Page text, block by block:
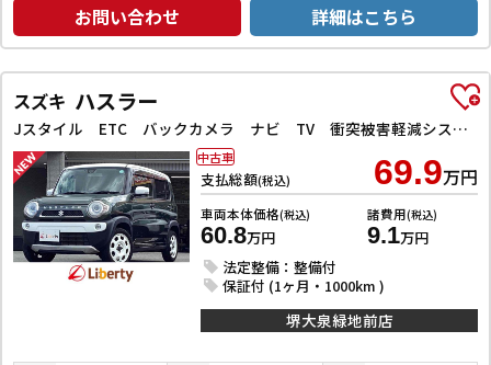
お問い合わせ 詳細はこちら
スズキ ハスラー
Jスタイル ETC バックカメラ ナビ TV 衝突被害軽減システム オートライト スマートキー アイドリングストップ 電動格納ミラー シートヒーター ベンチシート CVT ESC CD DVD再生
支払総額(税込) 69.9万円
車両本体価格(税込)
60.8万円
諸費用(税込)
9.1万円
法定整備：整備付
保証付 (1ヶ月・1000km )
中古車
堺大泉緑地前店